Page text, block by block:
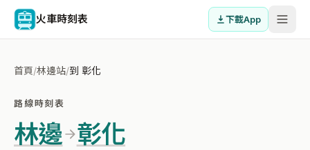
火車時刻表 下載App
首頁/林邊站/到 彰化
路線時刻表
林邊 彰化